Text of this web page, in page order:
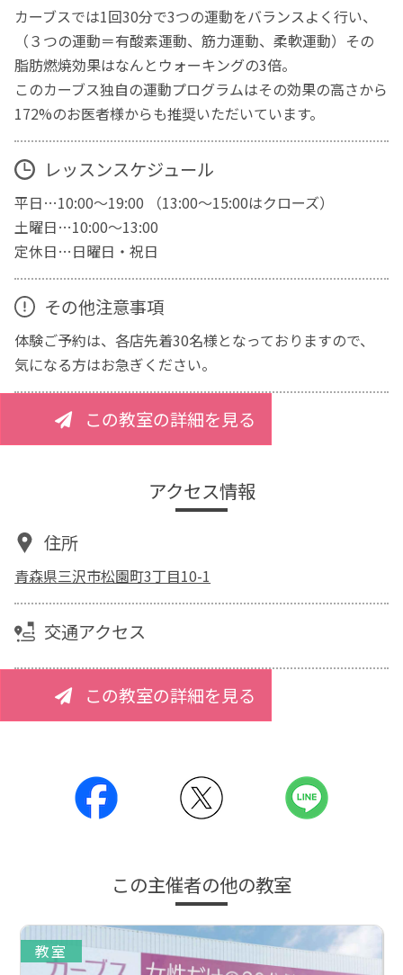
カーブスでは1回30分で3つの運動をバランスよく行い、
（３つの運動＝有酸素運動、筋力運動、柔軟運動）その
脂肪燃焼効果はなんとウォーキングの3倍。
このカーブス独自の運動プログラムはその効果の高さから
172%のお医者様からも推奨いただいています。
レッスンスケジュール
平日…10:00～19:00 （13:00～15:00はクローズ）
土曜日…10:00～13:00
定休日…日曜日・祝日
その他注意事項
体験ご予約は、各店先着30名様となっておりますので、
気になる方はお急ぎください。
この教室の詳細を見る
アクセス情報
住所
青森県三沢市松園町3丁目10-1
交通アクセス
この教室の詳細を見る
この主催者の他の教室
教室